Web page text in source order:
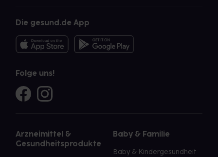
Die gesund.de App
Folge uns!
Arzneimittel &
Gesundheitsprodukte
Baby & Familie
Baby & Kindergesundheit